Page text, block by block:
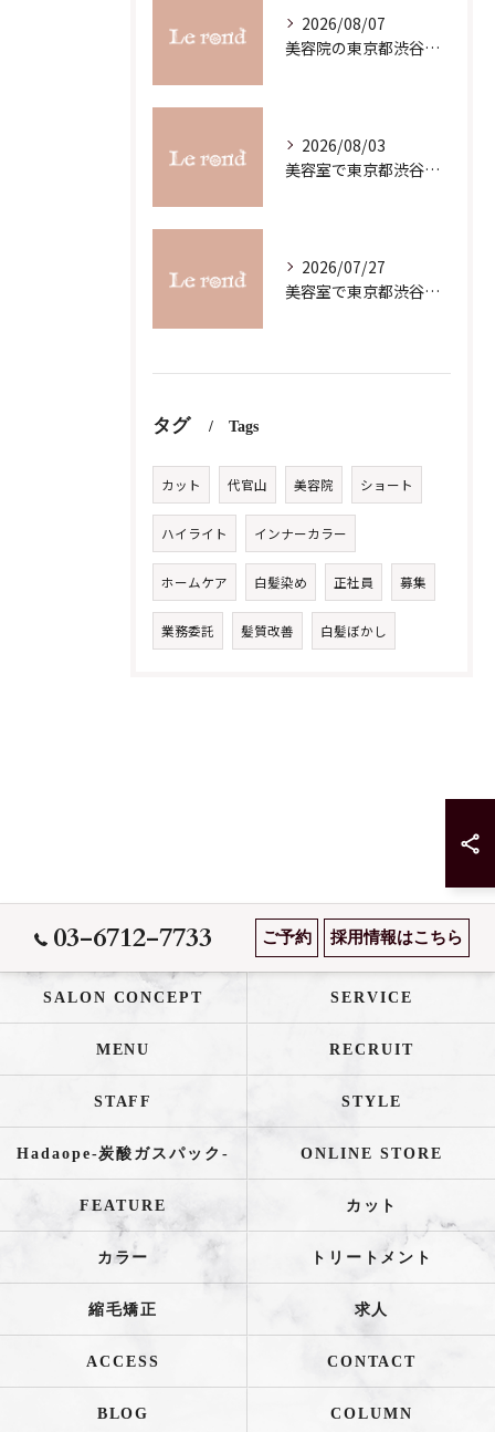
2026/08/07
美容院の東京都渋谷区恵比寿求人募集で理想の働き方と職場選びを徹底解説
2026/08/03
美容室で東京都渋谷区代官山町のスキルアップを目指す最新ガイド
2026/07/27
美容室で東京都渋谷区代官山町の求人条件を詳しく比較し理想の職場を見つけるコツ
タグ Tags
カット 代官山 美容院 ショート
ハイライト インナーカラー
ホームケア 白髪染め 正社員 募集
業務委託 髪質改善 白髪ぼかし
03-6712-7733 ご予約 採用情報はこちら
SALON CONCEPT SERVICE
MENU RECRUIT
STAFF STYLE
Hadaope-炭酸ガスパック- ONLINE STORE
FEATURE カット
カラー トリートメント
縮毛矯正 求人
ACCESS CONTACT
BLOG COLUMN